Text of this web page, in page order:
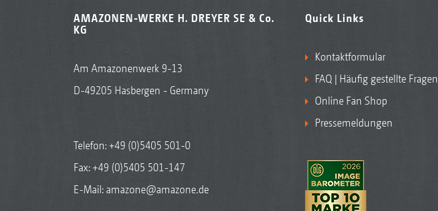
AMAZONEN-WERKE H. DREYER SE & Co.
KG
Am Amazonenwerk 9-13
D-49205 Hasbergen - Germany
Telefon:+49 (0)5405 501-0
Fax: +49 (0)5405 501-147
E-Mail: amazone@amazone.de
Quick Links
Kontaktformular
FAQ | Häufig gestellte Fragen
Online Fan Shop
Pressemeldungen